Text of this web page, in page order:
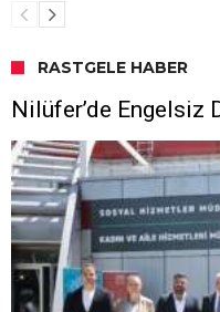
RASTGELE HABER
Nilüfer’de Engelsiz